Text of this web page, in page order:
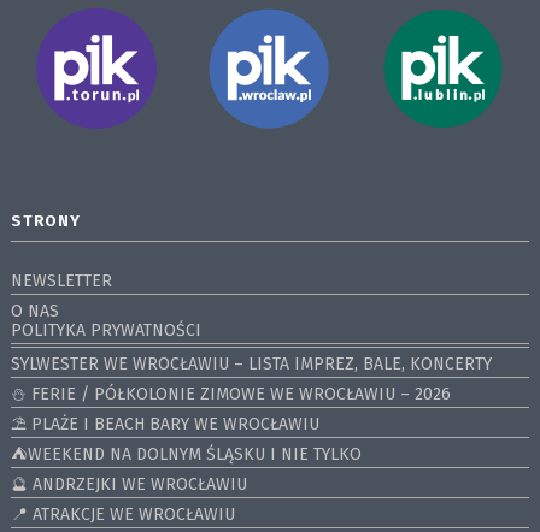
STRONY
NEWSLETTER
O NAS
POLITYKA PRYWATNOŚCI
SYLWESTER WE WROCŁAWIU – LISTA IMPREZ, BALE, KONCERTY
⛄️ FERIE / PÓŁKOLONIE ZIMOWE WE WROCŁAWIU – 2026
⛱️ PLAŻE I BEACH BARY WE WROCŁAWIU
⛺️WEEKEND NA DOLNYM ŚLĄSKU I NIE TYLKO
🔮 ANDRZEJKI WE WROCŁAWIU
📍 ATRAKCJE WE WROCŁAWIU